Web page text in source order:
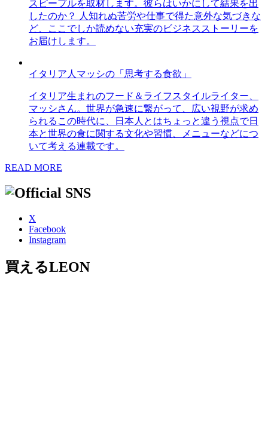
スピープルを取材します。彼らはいかにして結果を出
したのか？ 人知れぬ苦労や仕事で得た意外な気づきな
ど、ここでしか読めない充実のビジネスストーリーを
お届けします。
イタリア人マッシの「思考する食欲」
イタリア生まれのフード＆ライフスタイルライター、
マッシさん。世界が急速に繋がって、広い視野が求め
られるこの時代に、日本人とはちょっと違う視点で日
本と世界の食に関する文化や習慣、メニューなどにつ
いて考える連載です。
READ MORE
X
Facebook
Instagram
買えるLEON